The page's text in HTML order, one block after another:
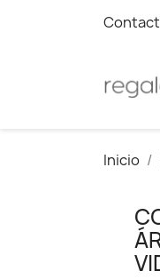
Inicio